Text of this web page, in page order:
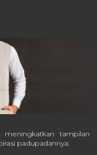
tampilan
padupadannya: